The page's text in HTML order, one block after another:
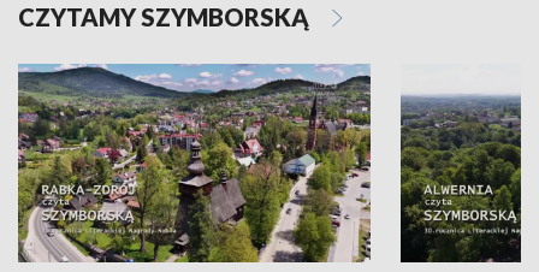
CZYTAMY SZYMBORSKĄ